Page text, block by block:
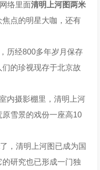
络里面清明上河图两米
点的明星大咖，还有
历经800多年岁月保存
的珍视现存于北京故
内摄影棚里，清明上河
雪景的戏份一座高10
了，清明上河图已成为国
研究也已形成一门独